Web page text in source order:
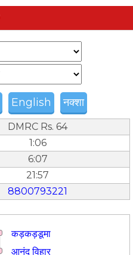
English नक्शा
DMRC Rs. 64
1:06
6:07
21:57
8800793221
कड़कड़डूमा
आनंद विहार